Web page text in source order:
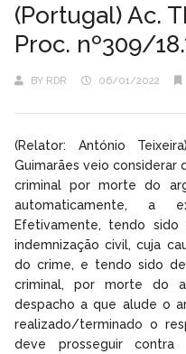
(Portugal) Ac.
Proc. nº309/
BY RDR 06/01/2022
(Relator: António
Guimarães veio
criminal por morte do
automaticamente, a
Efetivamente, tendo
indemnização civil, cuja
do crime, e tendo sido
criminal, por morte do
despacho a que alude o
realizado/terminado o
deve prosseguir contra